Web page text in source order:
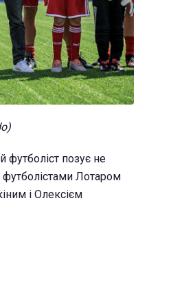
футболіст позує не
футболістами Лотаром
і Олексієм